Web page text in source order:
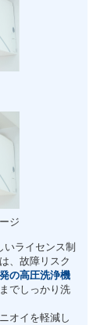
ライセンス制
、故障リスク
の高圧洗浄機
でしっかり洗
オイを軽減し